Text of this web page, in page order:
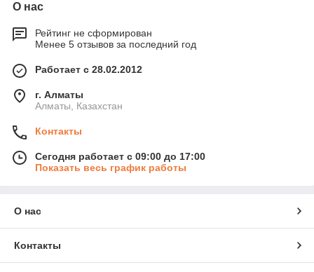
О нас
Рейтинг не сформирован
Менее 5 отзывов за последний год
Работает с 28.02.2012
г. Алматы
Алматы, Казахстан
Контакты
Сегодня работает с 09:00 до 17:00
Показать весь график работы
О нас
Контакты